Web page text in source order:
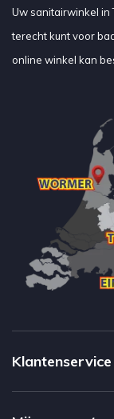
Uw sanitairwinkel in
terecht kunt voor
online winkel kan
Klantenservice